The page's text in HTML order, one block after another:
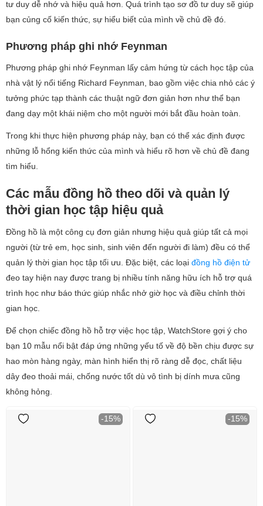
tư duy dễ nhớ và hiệu quả hơn. Quá trình tạo sơ đồ tư duy sẽ giúp
bạn củng cố kiến thức, sự hiểu biết của mình về chủ đề đó.
Phương pháp ghi nhớ Feynman
Phương pháp ghi nhớ Feynman lấy cảm hứng từ cách học tập của
nhà vật lý nổi tiếng Richard Feynman, bao gồm việc chia nhỏ các ý
tưởng phức tạp thành các thuật ngữ đơn giản hơn như thể bạn
đang dạy một khái niệm cho một người mới bắt đầu hoàn toàn.
Trong khi thực hiện phương pháp này, bạn có thể xác định được
những lỗ hổng kiến ​​thức của mình và hiểu rõ hơn về chủ đề đang
tìm hiểu.
Các mẫu đồng hồ theo dõi và quản lý
thời gian học tập hiệu quả
Đồng hồ là một công cụ đơn giản nhưng hiệu quả giúp tất cả mọi
người (từ trẻ em, học sinh, sinh viên đến người đi làm) đều có thể
quản lý thời gian học tập tối ưu. Đặc biệt, các loại đồng hồ điện tử
đeo tay hiện nay được trang bị nhiều tính năng hữu ích hỗ trợ quá
trình học như báo thức giúp nhắc nhở giờ học và điều chỉnh thời
gian học.
Để chọn chiếc đồng hồ hỗ trợ việc học tập, WatchStore gợi ý cho
bạn 10 mẫu nổi bật đáp ứng những yếu tố về độ bền chịu được sự
hao mòn hàng ngày, màn hình hiển thị rõ ràng dễ đọc, chất liệu
dây đeo thoải mái, chống nước tốt dù vô tình bị dính mưa cũng
không hỏng.
-15% -15%